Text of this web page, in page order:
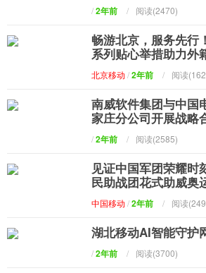
/2年前 / 阅读(2470)
畅游北京，服务先行
系列贴心举措助力外
北京移动 /2年前 / 阅读
南威软件集团与中国
家庄分公司开展战略
/2年前 / 阅读(2585)
见证中国军团荣耀时
民助战团花式助威奥
中国移动 /2年前 / 阅读
湖北移动AI智能守护
/2年前 / 阅读(3700)